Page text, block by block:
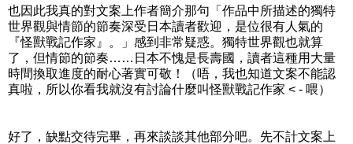
也因此我真的對文案上作者簡介那句「作品中所描述的獨特
世界觀與情節的節奏深受日本讀者歡迎，是位很有人氣的
『怪獸戰記作家』。」感到非常疑惑。獨特世界觀也就算
了，但情節的節奏……日本不愧是長壽國，讀者這種用大量
時間換取進度的耐心著實可敬！（唔，我也知道文案不能認
真啦，所以你看我就沒有討論什麼叫怪獸戰記作家 < - 喂）
好了，缺點交待完畢，再來談談其他部分吧。先不計文案上